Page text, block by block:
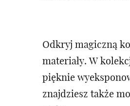
Odkryj magiczną
materiały. W
pięknie
znajdziesz także